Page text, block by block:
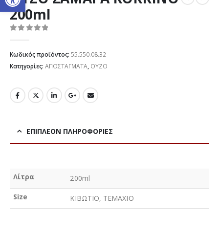
200ml
Κωδικός προϊόντος: 55.550.08.32
Κατηγορίες: ΑΠΟΣΤΑΓΜΑΤΑ, ΟΥΖΟ
ΕΠΙΠΛΈΟΝ ΠΛΗΡΟΦΟΡΊΕΣ
Λίτρα
200ml
Size
ΚΙΒΩΤΙΟ, ΤΕΜΑΧΙΟ